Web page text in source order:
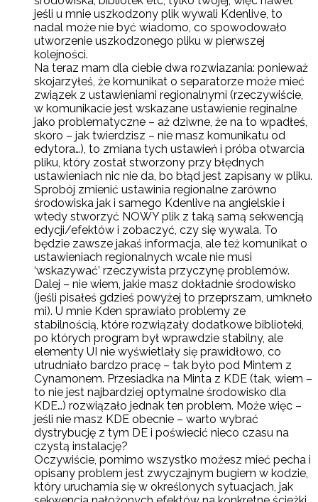
jeśli u mnie uszkodzony plik wywali Kdenlive, to
nadal może nie być wiadomo, co spowodowało
utworzenie uszkodzonego pliku w pierwszej
kolejności.
Na teraz mam dla ciebie dwa rozwiazania: ponieważ
skojarzyłeś, że komunikat o separatorze może mieć
związek z ustawieniami regionalnymi (rzeczywiście,
w komunikacie jest wskazane ustawienie reginalne
jako problematyczne – aż dziwne, że na to wpadłeś,
skoro – jak twierdzisz – nie masz komunikatu od
edytora…), to zmiana tych ustawień i próba otwarcia
pliku, który został stworzony przy błędnych
ustawieniach nic nie da, bo błąd jest zapisany w pliku.
Sprobój zmienić ustawinia regionalne zarówno
środowiska jak i samego Kdenlive na angielskie i
wtedy stworzyć NOWY plik z taką samą sekwencją
edycji/efektów i zobaczyć, czy się wywala. To
będzie zawsze jakaś informacja, ale też komunikat o
ustawieniach regionalnych wcale nie musi
‘wskazywać’ rzeczywista przyczynę problemów.
Dalej – nie wiem, jakie masz dokładnie środowisko
(jeśli pisałeś gdzieś powyżej to przeprszam, umkneło
mi). U mnie Kden sprawiało problemy ze
stabilnością, które rozwiązały dodatkowe biblioteki,
po których program był wprawdzie stabilny, ale
elementy UI nie wyświetlały się prawidłowo, co
utrudniało bardzo pracę – tak było pod Mintem z
Cynamonem. Przesiadka na Minta z KDE (tak, wiem –
to nie jest najbardziej optymalne środowisko dla
KDE…) rozwiązało jednak ten problem. Może więc –
jeśli nie masz KDE obecnie – warto wybrać
dystrybucję z tym DE i poświecić nieco czasu na
czystą instalację?
Oczywiście, pomimo wszystko możesz mieć pecha i
opisany problem jest zwyczajnym bugiem w kodzie,
który uruchamia się w określonych sytuacjach, jak